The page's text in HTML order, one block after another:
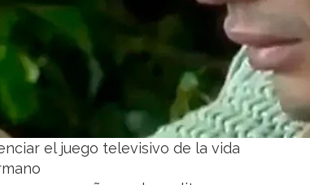
el juego televisivo de la vida